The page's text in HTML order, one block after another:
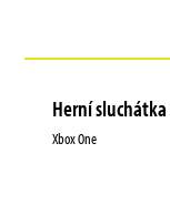
Herní sluchátka
Xbox One